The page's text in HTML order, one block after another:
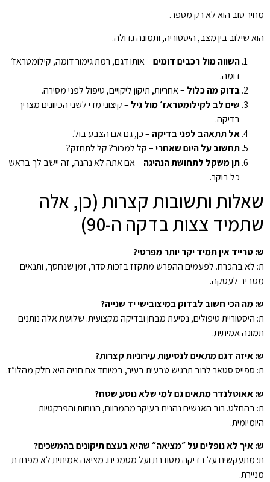
מחיר טוב הוא לא רק מספר.
הוא שילוב בין מצב, היסטוריה, ותמונה גדולה.
השווה מול רכבים דומים– אותו דגם, רמת גימור דומה, קילומטראז׳
דומה.
בדוק מה כלול – אחריות, תיקון ליקויים, טיפול לפני מסירה.
שים לב לקילומטראז׳ מול גיל – קיצוני מדי לשני הכיוונים מצריך
בדיקה.
אל תתאהב לפני בדיקה – כן, גם אם הצבע בול.
תחשוב על היום שאחרי– קל למכור? קל לתחזק?
תן משקל לתחושת הנהיגה – אם אתה לא נהנה, זה יישב לך בראש
כל בוקר.
שאלות ותשובות קצרות (כן, אלה
שתמיד צצות בדקה ה-90)
ש: טרייד אין תמיד יקר יותר מפרטי?
ת: לא בהכרח. לפעמים ההפרש מתקזז בזכות סדר, זמן שנחסך, ותנאים
מסביב לעסקה.
ש: מה הכי חשוב לבדוק במיצובישי יד שנייה?
ת: היסטוריית טיפולים, נסיעת מבחן ובדיקה מקצועית. שלושת אלה נותנים
תמונה אמיתית.
ש: איזה דגם מתאים לנסיעות עירוניות קצרות?
ת: ספייס סטאר לרוב תרגיש טבעית בעיר, במיוחד אם חניה היא חלק מהלו״ז.
ש: אאוטלנדר מתאים גם למי שלא נוסע שטח?
ת: בהחלט. רוב האנשים נהנים בעיקר מהמרווח, הנוחות והפרקטיות
היומיומית.
ש: איך לא נופלים על ״מציאה״ שהיא בעצם תיקונים בהמשכים?
ת: מתעקשים על בדיקה מסודרת ועל מסמכים. מציאה אמיתית לא מפחדת
מניירת.